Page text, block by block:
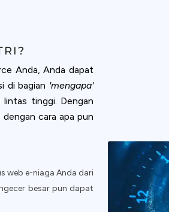
Anda, Anda dapat
di bagian 'mengapa'
tinggi. Dengan
cara apa pun
web e-niaga Anda dari
besar pun dapat